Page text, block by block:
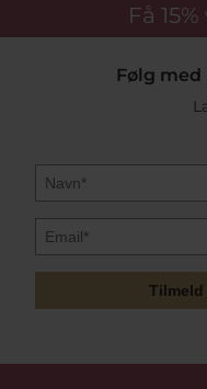
Få 15%
Følg med